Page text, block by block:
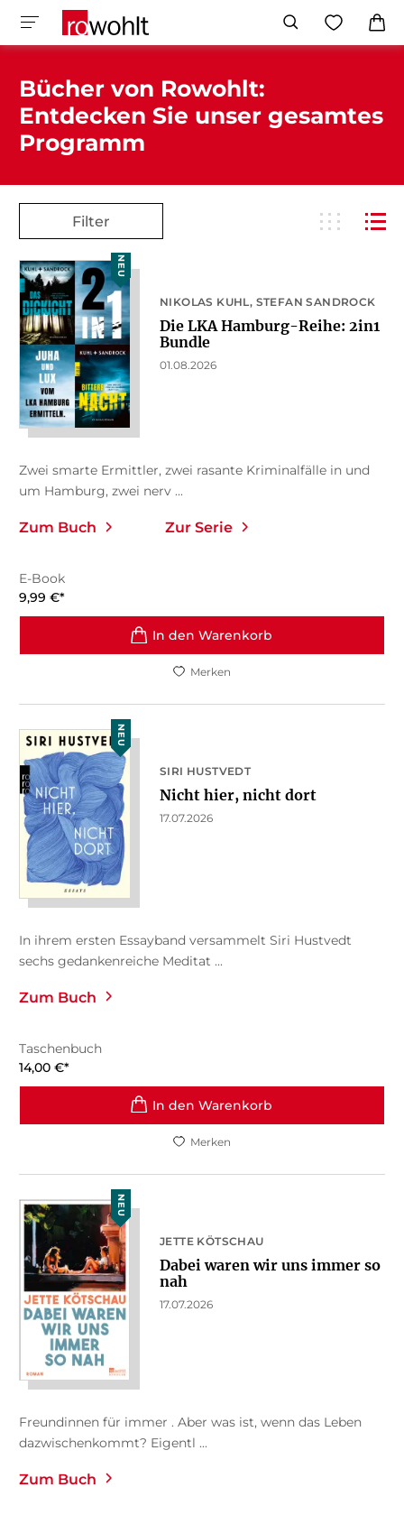
Bücher von Rowohlt:
Entdecken Sie unser gesamtes
Programm
Filter
NEU
NIKOLAS KUHL STEFAN SANDROCK
Die LKA Hamburg-Reihe: 2in1
Bundle
01.08.2026
Zwei smarte Ermittler, zwei rasante Kriminalfälle in und
um Hamburg, zwei nerv ...
Zum Buch Zur Serie
E-Book
9,99 €*
In den Warenkorb
Merken
NEU
SIRI HUSTVEDT
Nicht hier, nicht dort
17.07.2026
In ihrem ersten Essayband versammelt Siri Hustvedt
sechs gedankenreiche Meditat ...
Zum Buch
Taschenbuch
14,00 €*
In den Warenkorb
Merken
NEU
JETTE KÖTSCHAU
Dabei waren wir uns immer so
nah
17.07.2026
Freundinnen für immer . Aber was ist, wenn das Leben
dazwischenkommt? Eigentl ...
Zum Buch